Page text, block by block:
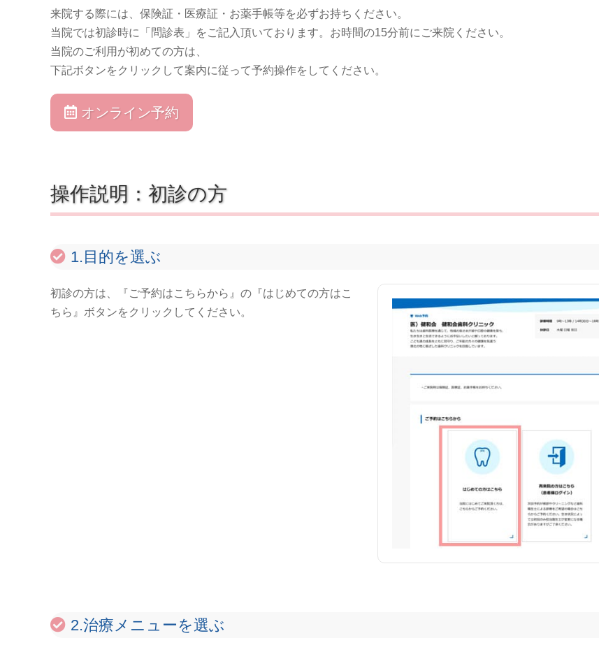
来院する際には、保険証・医療証・お薬手帳等を必ずお持ちください。
当院では初診時に「問診表」をご記入頂いております。お時間の15分前にご来院ください。
当院のご利用が初めての方は、
下記ボタンをクリックして案内に従って予約操作をしてください。
オンライン予約
操作説明：初診の方
1.目的を選ぶ
初診の方は、『ご予約はこちらから』の『はじめての方はこ
ちら』ボタンをクリックしてください。
2.治療メニューを選ぶ